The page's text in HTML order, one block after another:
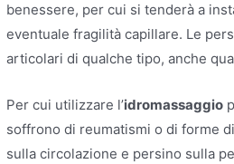
benessere, per cui si tenderà a
eventuale fragilità capillare. Le
articolari di qualche tipo, anche
Per cui utilizzare l’idromassaggio
soffrono di reumatismi o di forme
sulla circolazione e persino sulla